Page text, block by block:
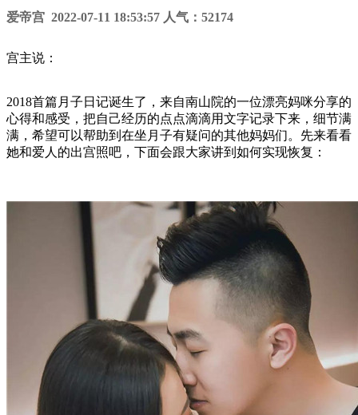
爱帝宫 2022-07-11 18:53:57 人气：52174
宫主说：
2018首篇月子日记诞生了，来自南山院的一位漂亮妈咪分享的
心得和感受，把自己经历的点点滴滴用文字记录下来，细节满
满，希望可以帮助到在坐月子有疑问的其他妈妈们。先来看看
她和爱人的出宫照吧，下面会跟大家讲到如何实现恢复：